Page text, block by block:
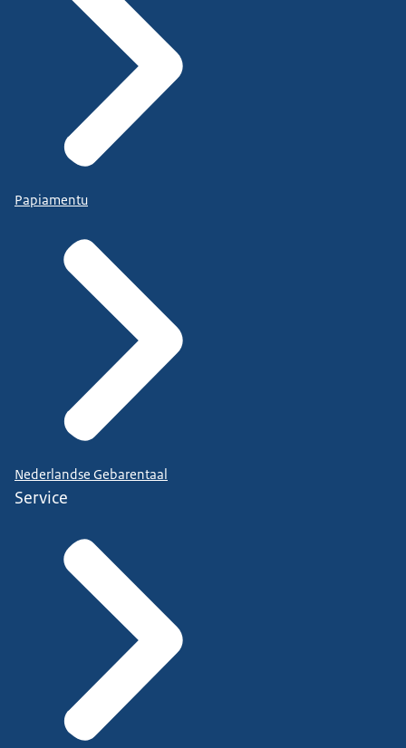
Papiamentu
Nederlandse Gebarentaal
Service